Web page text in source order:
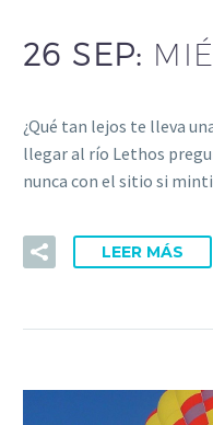
26 SEP:
¿Qué tan lejos te lleva
llegar al río Lethos
nunca con el sitio si
LEER MÁS